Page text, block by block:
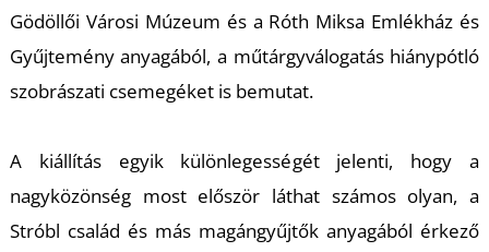
Gödöllői Városi Múzeum és a Róth Miksa Emlékház és
Gyűjtemény anyagából, a műtárgyválogatás hiánypótló
szobrászati csemegéket is bemutat.
A kiállítás egyik különlegességét jelenti, hogy a
nagyközönség most először láthat számos olyan, a
Stróbl család és más magángyűjtők anyagából érkező